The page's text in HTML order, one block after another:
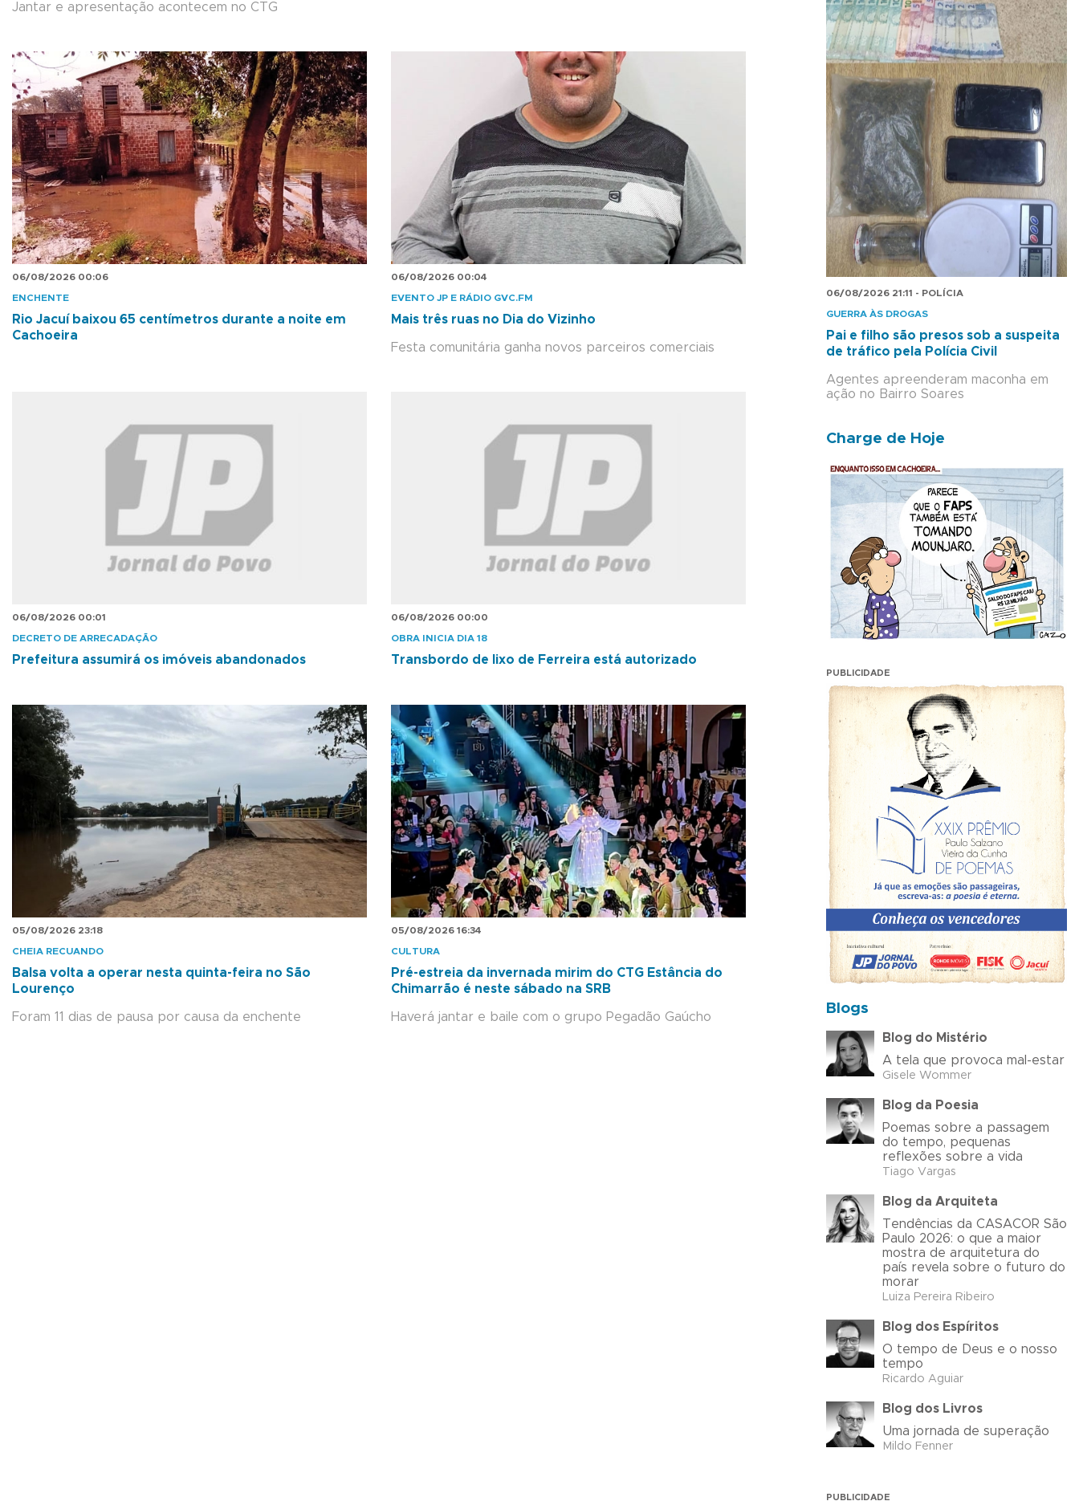
Jantar e apresentação acontecem no CTG
06/08/2026 00:06
ENCHENTE
Rio Jacuí baixou 65 centímetros durante a noite em
Cachoeira
06/08/2026 00:04
EVENTO JP E RÁDIO GVC.FM
Mais três ruas no Dia do Vizinho
Festa comunitária ganha novos parceiros comerciais
06/08/2026 00:01
DECRETO DE ARRECADAÇÃO
Prefeitura assumirá os imóveis abandonados
06/08/2026 00:00
OBRA INICIA DIA 18
Transbordo de lixo de Ferreira está autorizado
05/08/2026 23:18
CHEIA RECUANDO
Balsa volta a operar nesta quinta-feira no São
Lourenço
Foram 11 dias de pausa por causa da enchente
05/08/2026 16:34
CULTURA
Pré-estreia da invernada mirim do CTG Estância do
Chimarrão é neste sábado na SRB
Haverá jantar e baile com o grupo Pegadão Gaúcho
06/08/2026 21:11 - POLÍCIA
GUERRA ÀS DROGAS
Pai e filho são presos sob a suspeita
de tráfico pela Polícia Civil
Agentes apreenderam maconha em
ação no Bairro Soares
Charge de Hoje
PUBLICIDADE
Blogs
Blog do Mistério
A tela que provoca mal-estar
Gisele Wommer
Blog da Poesia
Poemas sobre a passagem
do tempo, pequenas
reflexões sobre a vida
Tiago Vargas
Blog da Arquiteta
Tendências da CASACOR São
Paulo 2026: o que a maior
mostra de arquitetura do
país revela sobre o futuro do
morar
Luiza Pereira Ribeiro
Blog dos Espíritos
O tempo de Deus e o nosso
tempo
Ricardo Aguiar
Blog dos Livros
Uma jornada de superação
Mildo Fenner
PUBLICIDADE